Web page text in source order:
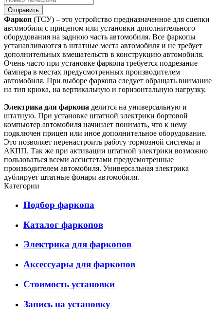
Отправить
Фаркоп (ТСУ) – это устройство предназначенное для сцепки
автомобиля с прицепом или установки дополнительного
оборудования на заднюю часть автомобиля. Все фаркопы
устанавливаются в штатные места автомобиля и не требует
дополнительных вмешательств в конструкцию автомобиля.
Очень часто при установке фаркопа требуется подрезание
бампера в местах предусмотренных производителем
автомобиля. При выборе фаркопа следует обращать внимание
на тип крюка, на вертикальную и горизонтальную нагрузку.
Электрика для фаркопа делится на универсальную и
штатную. При установке штатной электрики бортовой
компьютер автомобиля начинает понимать, что к нему
подключен прицеп или иное дополнительное оборудование.
Это позволяет перенастроить работу тормозной системы и
АКПП. Так же при активации штатной электрики возможно
пользоваться всеми ассистетами предусмотренные
производителем автомобиля. Универсальная электрика
дублирует штатные фонари автомобиля.
Категории
Подбор фаркопа
Каталог фаркопов
Электрика для фаркопов
Аксессуары для фаркопов
Стоимость установки
Запись на установку